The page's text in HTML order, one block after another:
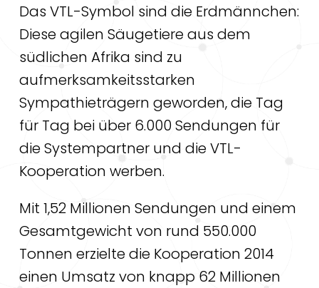
Das VTL-Symbol sind die Erdmännchen:
Diese agilen Säugetiere aus dem
südlichen Afrika sind zu
aufmerksamkeitsstarken
Sympathieträgern geworden, die Tag
für Tag bei über 6.000 Sendungen für
die Systempartner und die VTL-
Kooperation werben.
Mit 1,52 Millionen Sendungen und einem
Gesamtgewicht von rund 550.000
Tonnen erzielte die Kooperation 2014
einen Umsatz von knapp 62 Millionen